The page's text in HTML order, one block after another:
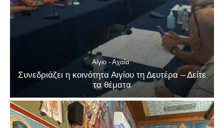
Αίγιο - Αχαΐα
Συνεδριάζει η κοινότητα Αιγίου τη Δευτέρα – Δείτε
τα θέματα